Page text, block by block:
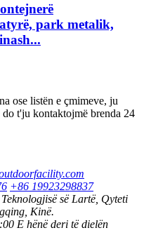
park metalik,
ose listën e çmimeve, ju
t'ju kontaktojmë brenda 24
+86 19923298837
së Lartë, Qyteti
Kinë.
E hënë deri të dielën